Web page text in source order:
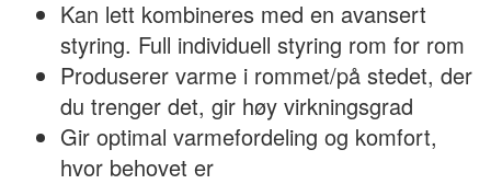
Kan lett kombineres med en avansert
styring. Full individuell styring rom for rom
Produserer varme i rommet/på stedet, der
du trenger det, gir høy virkningsgrad
Gir optimal varmefordeling og komfort,
hvor behovet er